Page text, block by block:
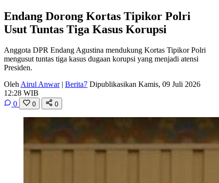
Endang Dorong Kortas Tipikor Polri
Usut Tuntas Tiga Kasus Korupsi
Anggota DPR Endang Agustina mendukung Kortas Tipikor Polri
mengusut tuntas tiga kasus dugaan korupsi yang menjadi atensi
Presiden.
Oleh Airul Anwar | Berita7 Dipublikasikan Kamis, 09 Juli 2026
12:28 WIB
0
0 0